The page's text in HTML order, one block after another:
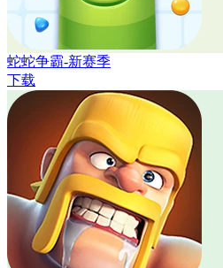
蛇蛇争霸-新赛季
下载